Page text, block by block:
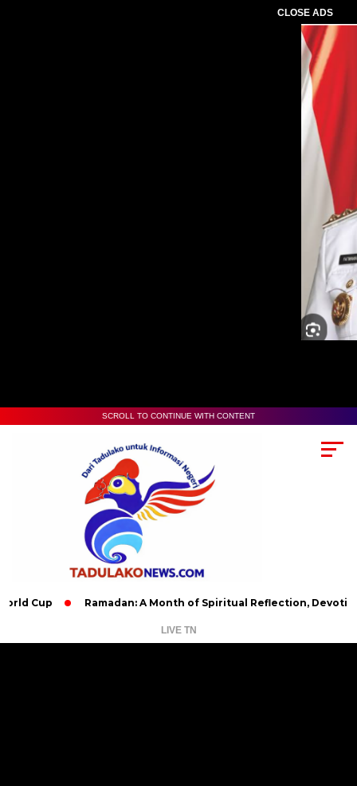
CLOSE ADS
SCROLL TO CONTINUE WITH CONTENT
Ramadan: A Month of Spiritual Reflection, Devotion, and
LIVE TN